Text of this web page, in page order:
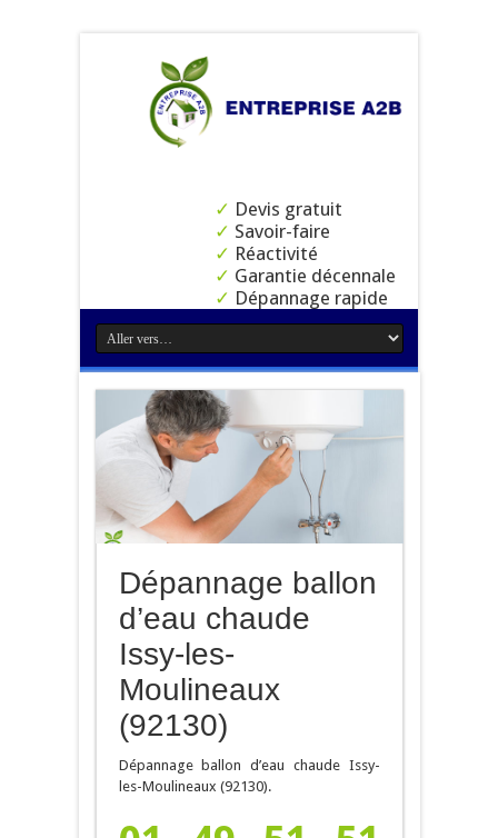
✓ Devis gratuit
✓ Savoir-faire
✓ Réactivité
✓ Garantie décennale
✓ Dépannage rapide
Dépannage ballon
d’eau chaude
Issy-les-
Moulineaux
(92130)
Dépannage ballon d’eau chaude Issy-
les-Moulineaux (92130).